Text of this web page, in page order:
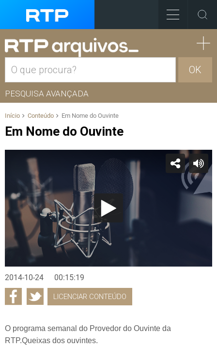
OK
PESQUISA AVANÇADA
Início Conteúdo Em Nome do Ouvinte
Em Nome do Ouvinte
2014-10-24 00:15:19
LICENCIAR CONTEÚDO
O programa semanal do Provedor do Ouvinte da
RTP.Queixas dos ouvintes.